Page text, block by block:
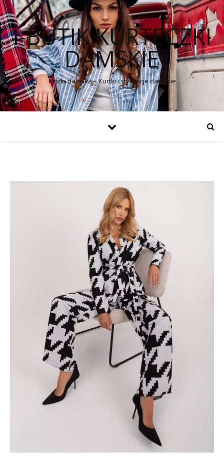
I-BUTIK KURTECZKI
DAMSKIE
Moda damska – Kurtki i stylizacje damskie